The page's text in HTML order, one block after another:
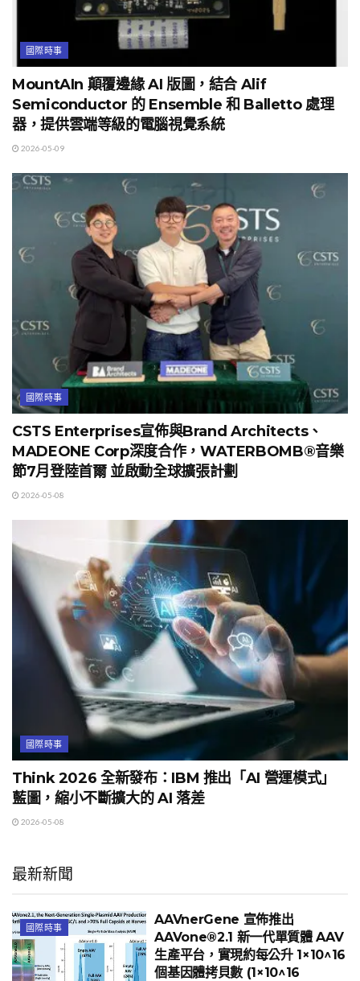
國際時事
MountAIn 顛覆邊緣 AI 版圖，結合 Alif
Semiconductor 的 Ensemble 和 Balletto 處理
器，提供雲端等級的電腦視覺系統
2026-05-09
國際時事
CSTS Enterprises宣佈與Brand Architects、
MADEONE Corp深度合作，WATERBOMB®音樂
節7月登陸首爾 並啟動全球擴張計劃
2026-05-08
國際時事
Think 2026 全新發布：IBM 推出「AI 營運模式」
藍圖，縮小不斷擴大的 AI 落差
2026-05-08
最新新聞
國際時事
AAVnerGene 宣佈推出
AAVone®2.1 新一代單質體 AAV
生產平台，實現約每公升 1×10^16
個基因體拷貝數 (1×10^16